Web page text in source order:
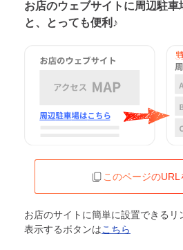
お店のウェブサイトに周辺駐車
と、とっても便利♪
このページのURL
お店のサイトに簡単に設置できるリ
表示するボタンはこちら